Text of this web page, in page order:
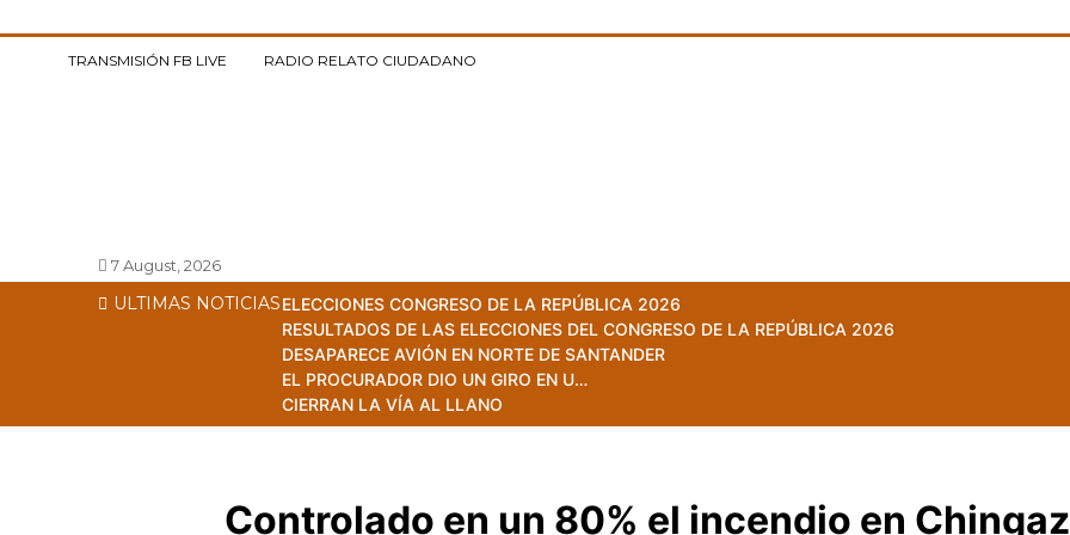
al
contenidoTRANSMISIÓN FB LIVE RADIO RELATO CIUDADANO
7 August, 2026
ULTIMAS NOTICIASELECCIONES CONGRESO DE LA REPÚBLICA 2026
RESULTADOS DE LAS ELECCIONES DEL CONGRESO DE LA REPÚBLICA 2026
DESAPARECE AVIÓN EN NORTE DE SANTANDER
EL PROCURADOR DIO UN GIRO EN U…
CIERRAN LA VÍA AL LLANO
Controlado en un 80% el incendio en